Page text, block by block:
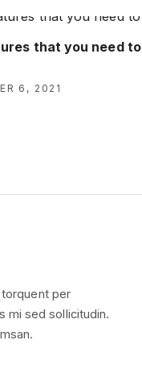
that you need to
6, 2021
per
mi sed sollicitudin.